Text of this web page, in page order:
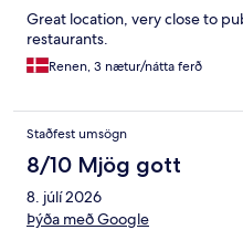
Great location, very close to
restaurants.
Renen, 3 nætur/nátta ferð
Staðfest umsögn
8/10 Mjög gott
8. júlí 2026
Þýða með Google